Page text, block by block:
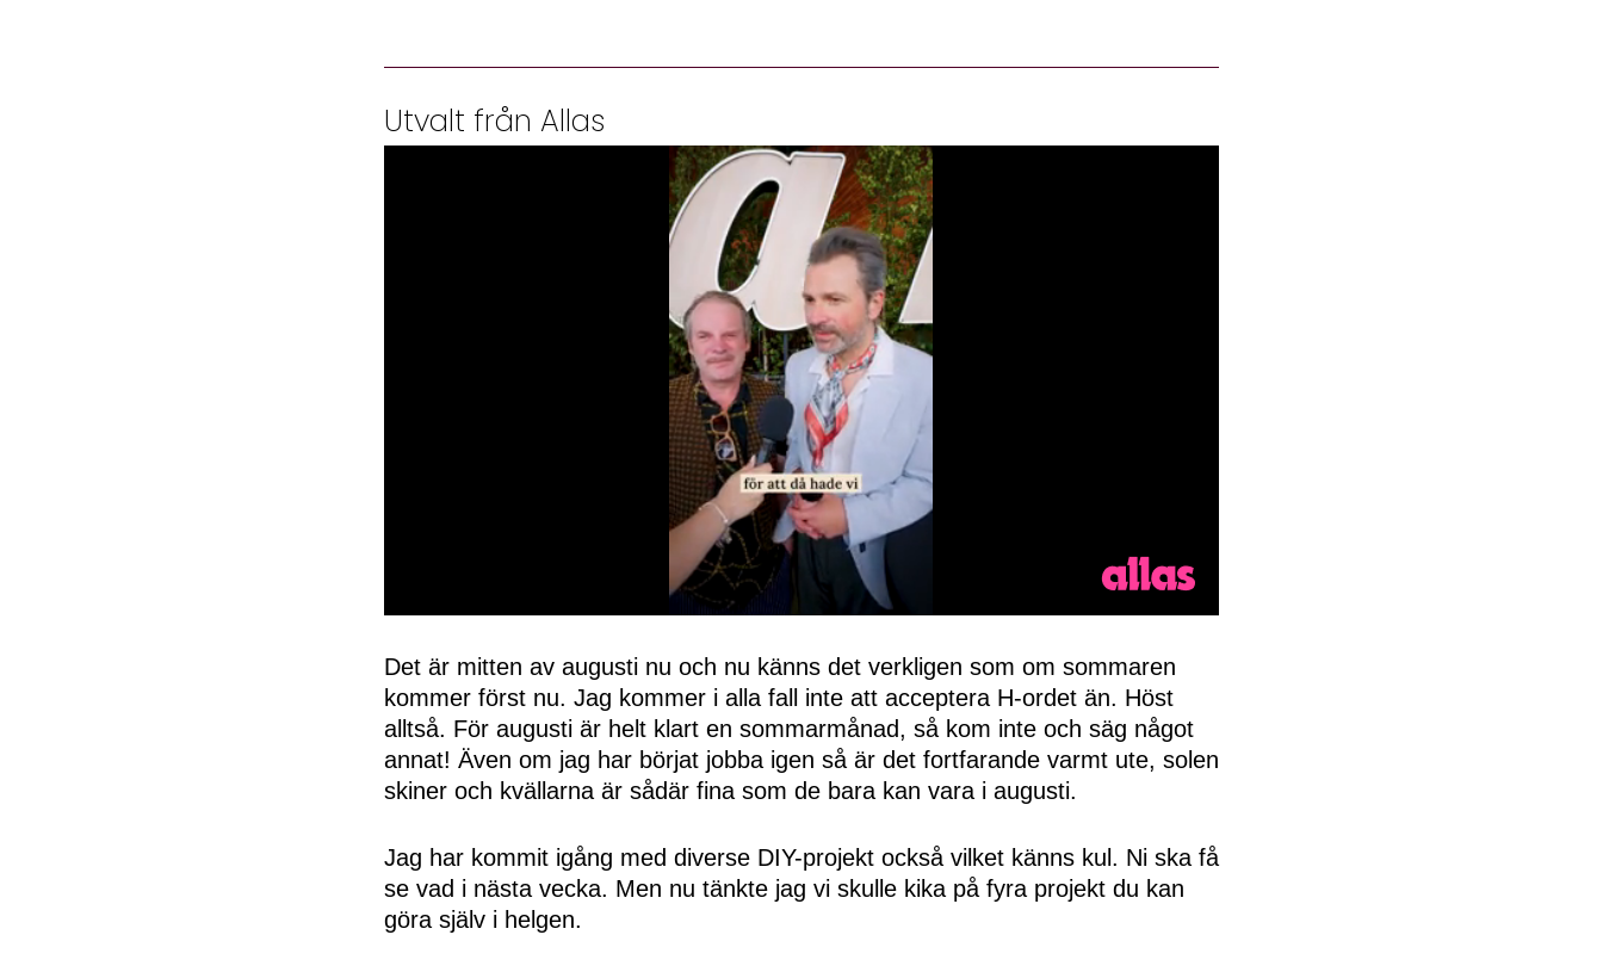
Utvalt från Allas
of
50
secondsVolume
0%
Det är mitten av augusti nu och nu känns det verkligen som om sommaren
kommer först nu. Jag kommer i alla fall inte att acceptera H-ordet än. Höst
alltså. För augusti är helt klart en sommarmånad, så kom inte och säg något
annat! Även om jag har börjat jobba igen så är det fortfarande varmt ute, solen
skiner och kvällarna är sådär fina som de bara kan vara i augusti.
Jag har kommit igång med diverse DIY-projekt också vilket känns kul. Ni ska få
se vad i nästa vecka. Men nu tänkte jag vi skulle kika på fyra projekt du kan
göra själv i helgen.